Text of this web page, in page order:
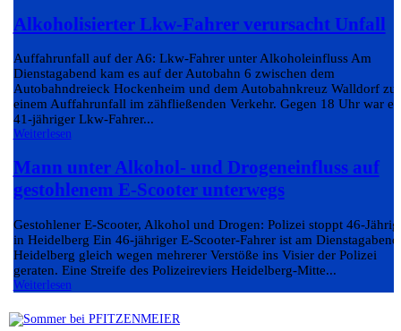
Alkoholisierter Lkw-Fahrer verursacht Unfall
Auffahrunfall auf der A6: Lkw-Fahrer unter Alkoholeinfluss Am
Dienstagabend kam es auf der Autobahn 6 zwischen dem
Autobahndreieck Hockenheim und dem Autobahnkreuz Walldorf zu
einem Auffahrunfall im zähfließenden Verkehr. Gegen 18 Uhr war
41-jähriger Lkw-Fahrer...
Weiterlesen
Mann unter Alkohol- und Drogeneinfluss auf
gestohlenem E-Scooter unterwegs
Gestohlener E-Scooter, Alkohol und Drogen: Polizei stoppt 46-
in Heidelberg Ein 46-jähriger E-Scooter-Fahrer ist am
Heidelberg gleich wegen mehrerer Verstöße ins Visier der Polizei
geraten. Eine Streife des Polizeireviers Heidelberg-Mitte...
Weiterlesen